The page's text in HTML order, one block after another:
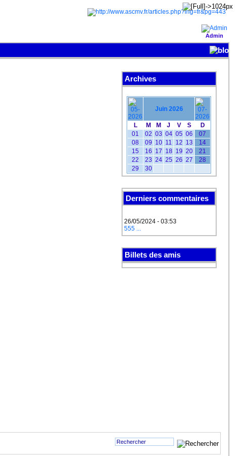
Admin
Archives
Juin 2026
L M M J V S
D
01
02 03 04 05 06
07
08
09 10 11 12 13
14
15
16 17 18 19 20
21
22
23 24 25 26 27
28
29
30
Derniers commentaires
26/05/2024 - 03:53
555 ...
Billets des amis